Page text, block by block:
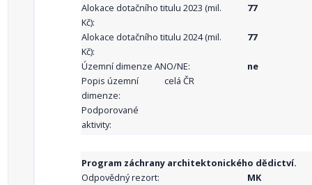
Alokace dotačního titulu 2023 (mil.
Kč):
77
Alokace dotačního titulu 2024 (mil.
Kč):
77
Územní dimenze ANO/NE:
ne
Popis územní
dimenze:
celá ČR
Podporované
aktivity:
Program záchrany architektonického dědictví.
Odpovědný rezort:
MK